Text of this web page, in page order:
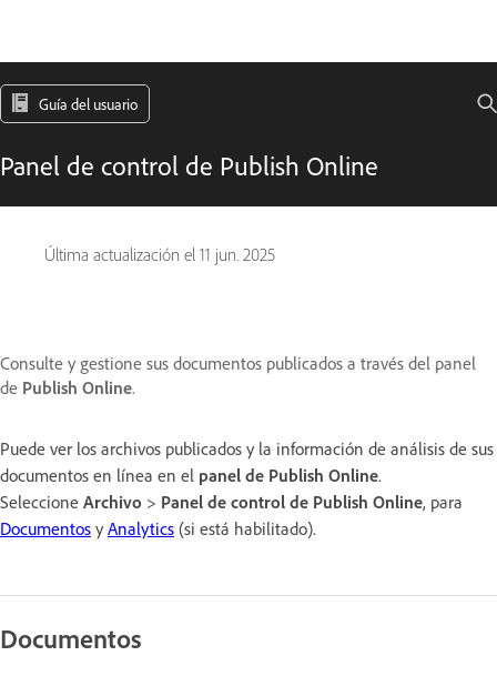
Guía del usuario
Panel de control de Publish Online
Última actualización el 11 jun. 2025
Consulte y gestione sus documentos publicados a través del panel
de Publish Online.
Puede ver los archivos publicados y la información de análisis de sus
documentos en línea en el panel de Publish Online.
Seleccione Archivo > Panel de control de Publish Online, para
Documentos y Analytics (si está habilitado).
Documentos